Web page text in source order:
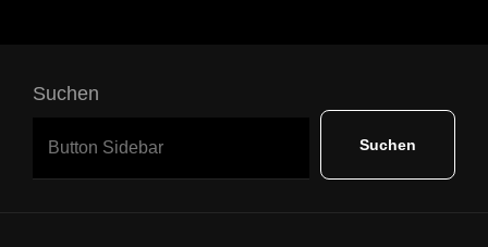
Suchen
Suchen